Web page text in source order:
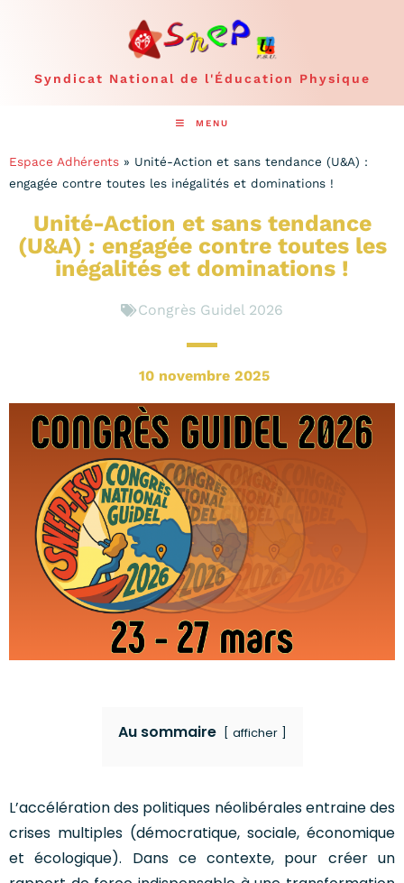
Syndicat National de l'Éducation Physique
MENU
Espace Adhérents » Unité-Action et sans tendance (U&A) :
engagée contre toutes les inégalités et dominations !
Unité-Action et sans tendance
(U&A) : engagée contre toutes les
inégalités et dominations !
Congrès Guidel 2026
10 novembre 2025
Au sommaire afficher
L’accélération des politiques néolibérales entraine des
crises multiples (démocratique, sociale, économique
et écologique). Dans ce contexte, pour créer un